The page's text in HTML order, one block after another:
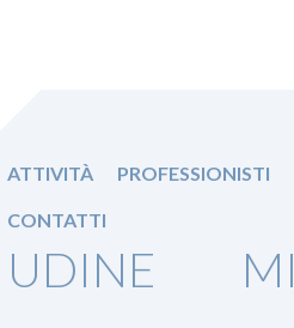
ATTIVITÀ PROFESSIONISTI
CONTATTI
UDINE